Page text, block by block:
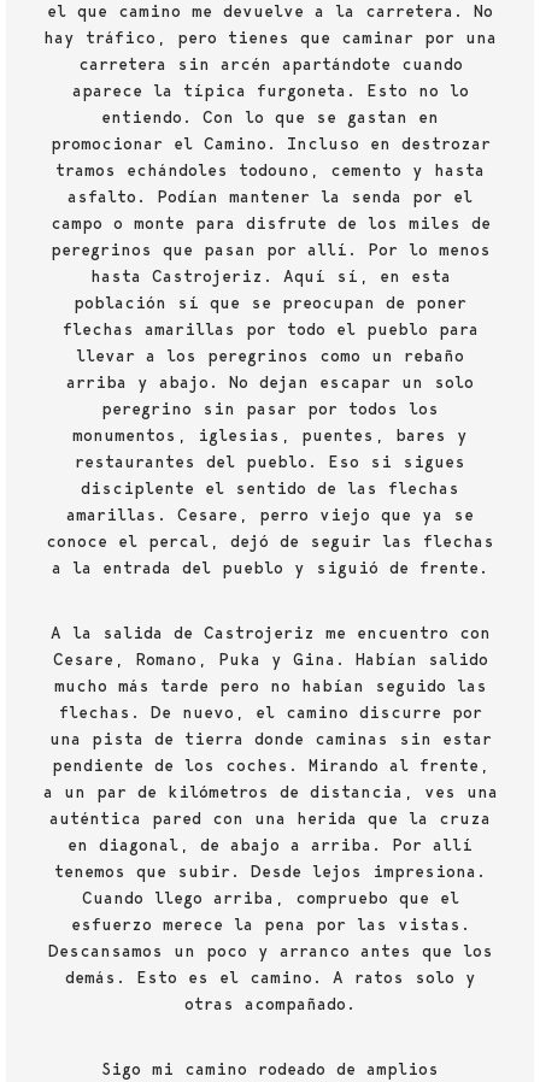
el que camino me devuelve a la carretera. No
hay tráfico, pero tienes que caminar por una
carretera sin arcén apartándote cuando
aparece la típica furgoneta. Esto no lo
entiendo. Con lo que se gastan en
promocionar el Camino. Incluso en destrozar
tramos echándoles todouno, cemento y hasta
asfalto. Podían mantener la senda por el
campo o monte para disfrute de los miles de
peregrinos que pasan por allí. Por lo menos
hasta Castrojeriz. Aquí sí, en esta
población sí que se preocupan de poner
flechas amarillas por todo el pueblo para
llevar a los peregrinos como un rebaño
arriba y abajo. No dejan escapar un solo
peregrino sin pasar por todos los
monumentos, iglesias, puentes, bares y
restaurantes del pueblo. Eso si sigues
disciplente el sentido de las flechas
amarillas. Cesare, perro viejo que ya se
conoce el percal, dejó de seguir las flechas
a la entrada del pueblo y siguió de frente.
A la salida de Castrojeriz me encuentro con
Cesare, Romano, Puka y Gina. Habían salido
mucho más tarde pero no habían seguido las
flechas. De nuevo, el camino discurre por
una pista de tierra donde caminas sin estar
pendiente de los coches. Mirando al frente,
a un par de kilómetros de distancia, ves una
auténtica pared con una herida que la cruza
en diagonal, de abajo a arriba. Por allí
tenemos que subir. Desde lejos impresiona.
Cuando llego arriba, compruebo que el
esfuerzo merece la pena por las vistas.
Descansamos un poco y arranco antes que los
demás. Esto es el camino. A ratos solo y
otras acompañado.
Sigo mi camino rodeado de amplios